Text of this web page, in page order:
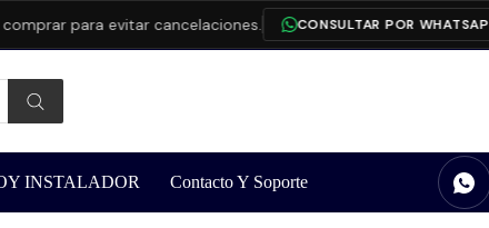
para evitar cancelaciones. CONSULTAR POR WHATSAPP
INSTALADOR Contacto Y Soporte